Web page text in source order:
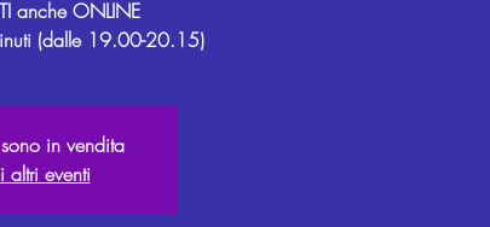
anche ONLINE
ONLINE 1 ora e 15 minuti (dalle 19.00-20.15)
in vendita
altri eventi